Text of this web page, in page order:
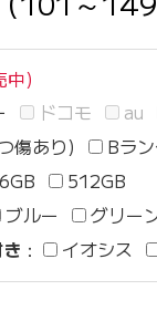
中)
ドコモ au
傷あり) Bラ
512GB
ブルー グリー
： イオシス